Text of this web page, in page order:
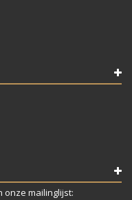
onze mailinglijst: